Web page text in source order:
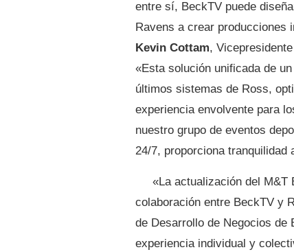
entre sí, BeckTV puede
Ravens a crear producciones
Kevin Cottam,
«Esta solución unificada de
últimos sistemas de Ross,
experiencia envolvente para
nuestro grupo de eventos
24/7, proporciona tranquilidad
«La actualización del M&T
colaboración entre BeckTV y
de Desarrollo de Negocios de
experiencia individual y